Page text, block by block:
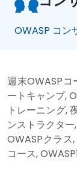
OWASP コン
週末OWASPコ
ートキャンプ,
トレーニング,
ンストラクタ
OWASPクラス
コース,